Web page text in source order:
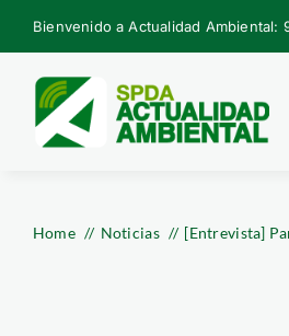
Skip
to
content
Bienvenido a Actualidad Ambiental:
Home Noticias [Entrevista]